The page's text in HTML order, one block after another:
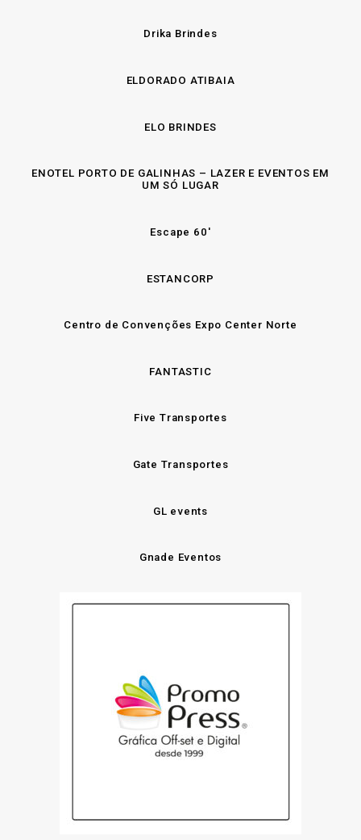
Drika Brindes
ELDORADO ATIBAIA
ELO BRINDES
ENOTEL PORTO DE GALINHAS – LAZER E EVENTOS EM
UM SÓ LUGAR
Escape 60′
ESTANCORP
Centro de Convenções Expo Center Norte
FANTASTIC
Five Transportes
Gate Transportes
GL events
Gnade Eventos